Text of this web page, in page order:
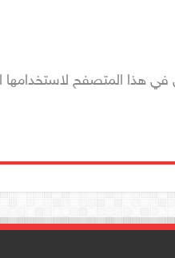
في هذا المتصفح لاستخدامها